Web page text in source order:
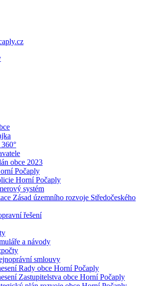
obce 2023
Počaply
Horní Počaply
systém
Zásad územního rozvoje Středočeského
řešení
a návody
smlouvy
Rady obce Horní Počaply
Zastupitelstva obce Horní Počaply